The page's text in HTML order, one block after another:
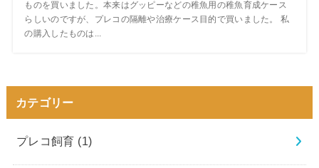
ものを買いました。本来はグッピーなどの稚魚用の稚魚育成ケース
らしいのですが、プレコの隔離や治療ケース目的で買いました。 私
の購入したものは...
カテゴリー
プレコ飼育 (1)